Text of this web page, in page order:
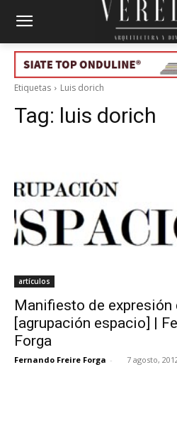
Etiquetas Luis dorich
Tag: luis dorich
artículos
Manifiesto de
[agrupación espacio] |
Forga
Fernando Freire Forga - 7 agosto,